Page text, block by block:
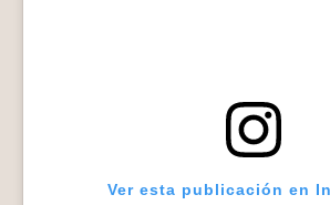
Ver esta publicación en